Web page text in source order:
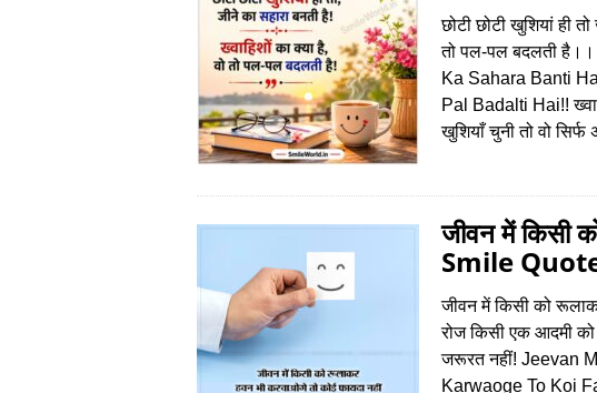
छोटी छोटी खुशियां ही
तो पल-पल बदलती
Ka Sahara Banti
Pal Badalti Hai!!
खुशियाँ चुनी तो वो
जीवन में किसी
Smile
जीवन में किसी को
रोज किसी एक आदमी को
जरूरत नहीं! Jeevan
Karwaoge To Koi